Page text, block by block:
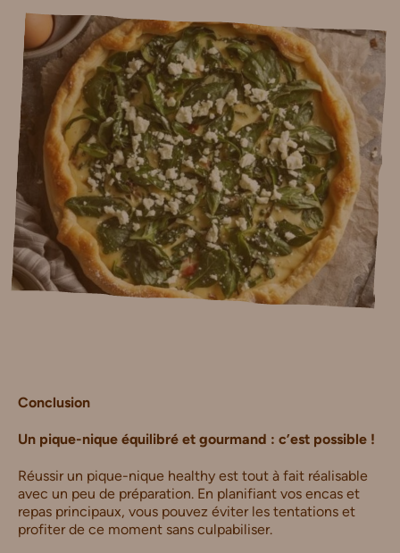
Conclusion
Un pique-nique équilibré et gourmand : c’est possible !
Réussir un pique-nique healthy est tout à fait réalisable
avec un peu de préparation. En planifiant vos encas et
repas principaux, vous pouvez éviter les tentations et
profiter de ce moment sans culpabiliser.